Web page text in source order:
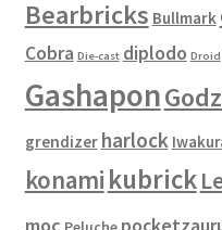
Bearbricks Bullmark
Cobra Die-cast diplodo Droid
Gashapon
grendizer harlock
konami kubrick
moc